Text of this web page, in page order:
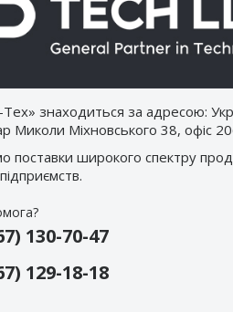
знаходиться за адресою:
Миколи Міхновського 38, офіс
поставки широкого спектру
130-70-47
129-18-18